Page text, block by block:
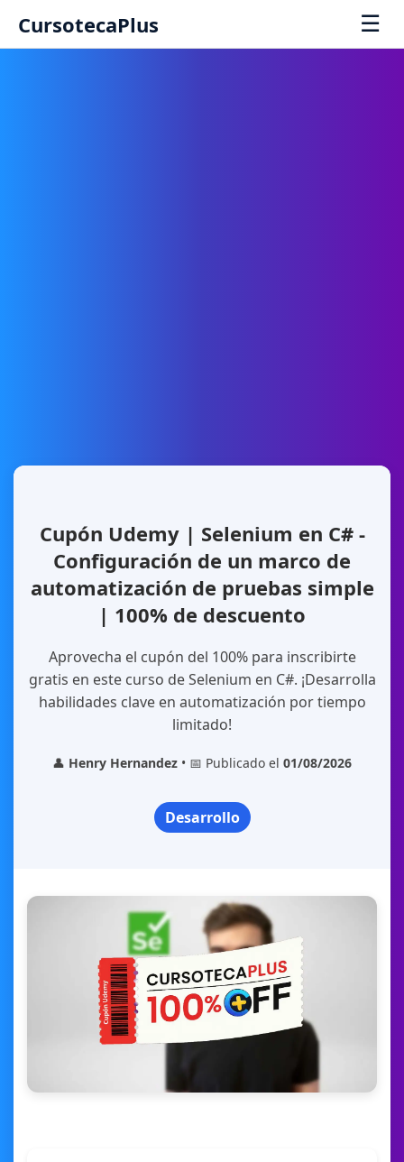
CursotecaPlus ☰
Cupón Udemy | Selenium en C# -
Configuración de un marco de
automatización de pruebas simple
| 100% de descuento
Aprovecha el cupón del 100% para inscribirte
gratis en este curso de Selenium en C#. ¡Desarrolla
habilidades clave en automatización por tiempo
limitado!
👤 Henry Hernandez • 📅 Publicado el 01/08/2026
Desarrollo